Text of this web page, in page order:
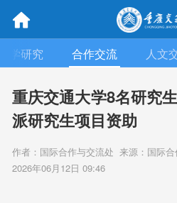
学研究 合作交流 人文
重庆交通大学8名研究
派研究生项目资助
作者：国际合作与交流处 来源：国际合
2026年06月12日 09:46